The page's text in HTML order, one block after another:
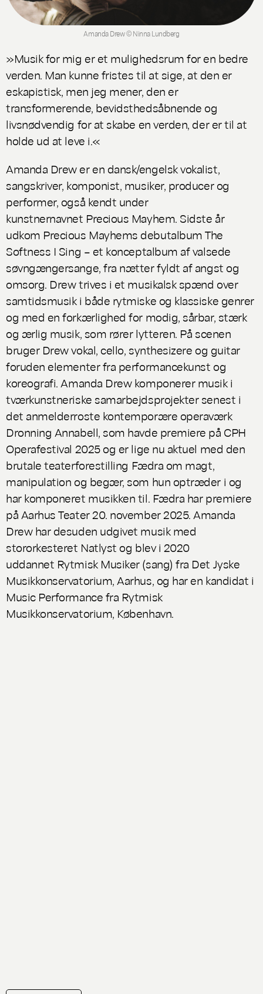
Amanda Drew © Ninna Lundberg
»Musik for mig er et mulighedsrum for en bedre
verden. Man kunne fristes til at sige, at den er
eskapistisk, men jeg mener, den er
transformerende, bevidsthedsåbnende og
livsnødvendig for at skabe en verden, der er til at
holde ud at leve i.«
Amanda Drew er en dansk/engelsk vokalist,
sangskriver, komponist, musiker, producer og
performer, også kendt under
kunstnernavnet Precious Mayhem. Sidste år
udkom Precious Mayhems debutalbumThe
Softness I Sing – et konceptalbum af valsede
søvngængersange, fra nætter fyldt af angst og
omsorg. Drew trives i et musikalsk spænd over
samtidsmusik i både rytmiske og klassiske genrer
og med en forkærlighed for modig, sårbar, stærk
og ærlig musik, som rører lytteren. På scenen
bruger Drew vokal, cello, synthesizere og guitar
foruden elementer fra performancekunst og
koreografi. Amanda Drew komponerer musik i
tværkunstneriske samarbejdsprojekter senest i
det anmelderroste kontemporære operaværk
Dronning Annabell, som havde premiere på CPH
Operafestival 2025 og er lige nu aktuel med den
brutale teaterforestilling Fædra om magt,
manipulation og begær, som hun optræder i og
har komponeret musikken til. Fædra har premiere
på Aarhus Teater 20. november 2025. Amanda
Drew har desuden udgivet musik med
stororkesteret Natlyst og blev i 2020
uddannet Rytmisk Musiker (sang) fra Det Jyske
Musikkonservatorium, Aarhus, og har en kandidat i
Music Performance fra Rytmisk
Musikkonservatorium, København.